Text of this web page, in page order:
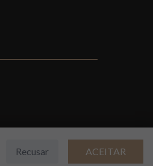
Recusar ACEITAR